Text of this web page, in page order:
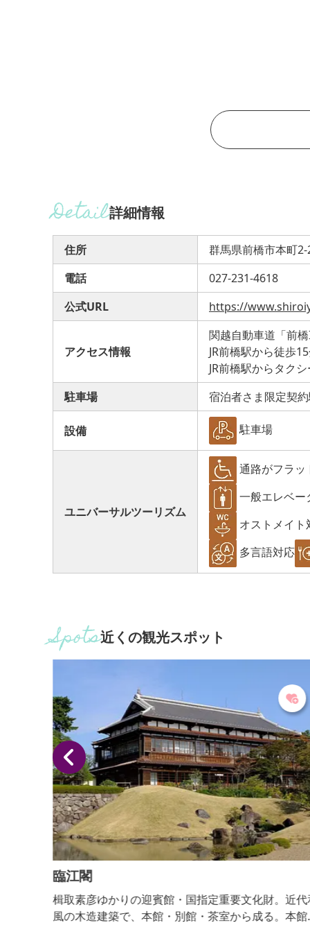
詳細情報
住所
群馬県前橋市本町
電話
027-231-4618
公式URL
https://
アクセス情報
関越自動車道「前
JR前橋駅から徒歩
JR前橋駅からタク
駐車場
宿泊者さま限定契
設備 駐車場
ユニバーサルツーリズム
通路がフラッ
一般エレベー
オストメイト
多言語対応
近くの観光スポット
臨江閣
楫取素彦ゆかりの迎賓館・国指定重要文化財。近代
風の木造建築で、本館・別館・茶室から成る。本館